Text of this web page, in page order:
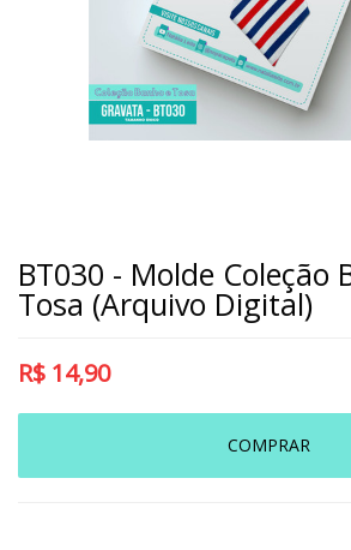
BT030 - Molde Coleção
Tosa (Arquivo Digital)
R$ 14,90
COMPRAR